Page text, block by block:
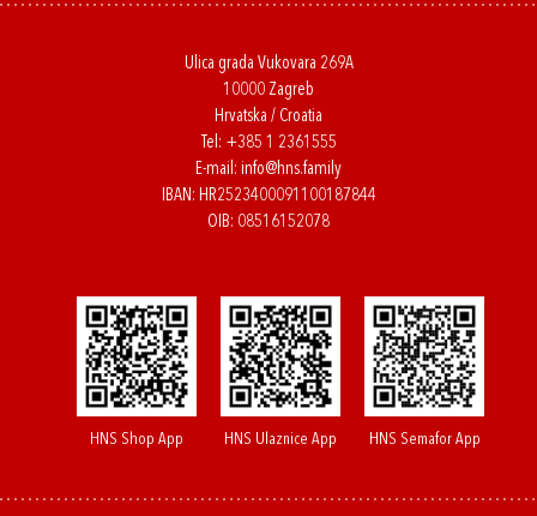
Ulica grada Vukovara 269A
10000 Zagreb
Hrvatska / Croatia
Tel: +385 1 2361555
E-mail: info@hns.family
IBAN: HR2523400091100187844
OIB: 08516152078
HNS Shop App HNS Ulaznice App HNS Semafor App